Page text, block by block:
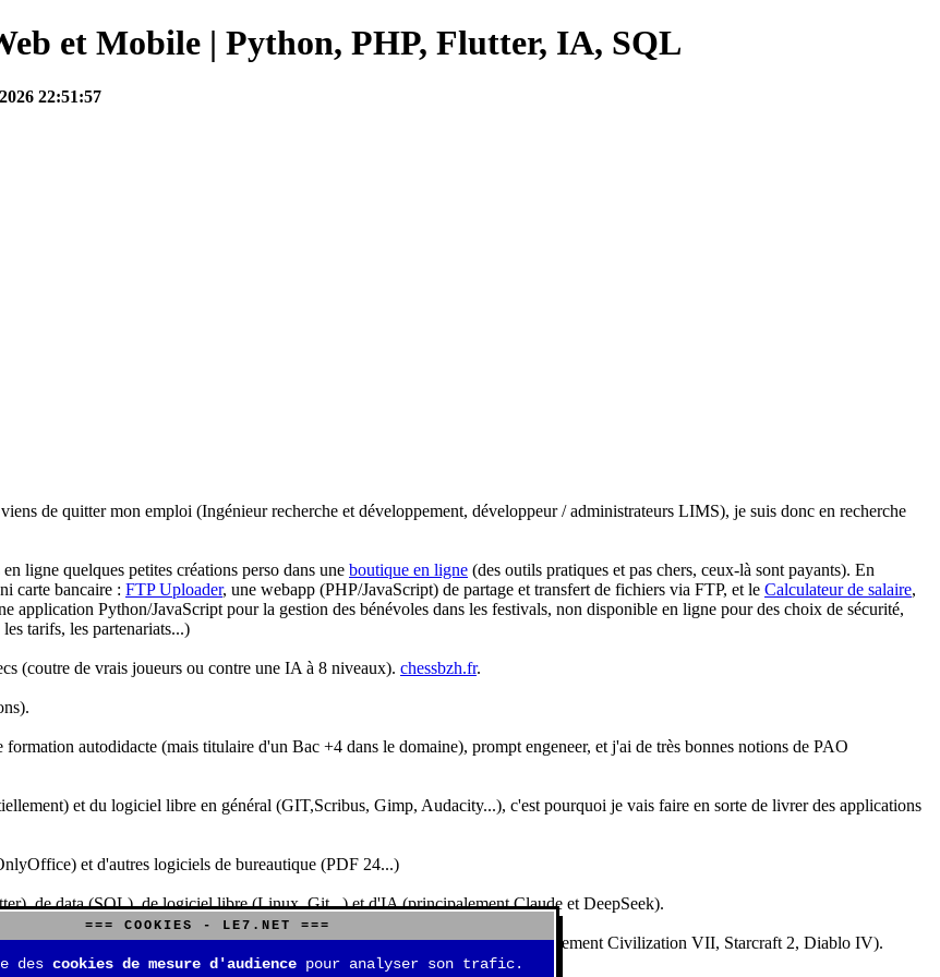
et Mobile | Python, PHP, Flutter, IA, SQL
22:51:57
de quitter mon emploi (Ingénieur recherche et développement, développeur / administrateurs LIMS), je suis donc en recherche
ligne quelques petites créations perso dans une boutique en ligne (des outils pratiques et pas chers, ceux-là sont payants). En
carte bancaire : FTP Uploader, une webapp (PHP/JavaScript) de partage et transfert de fichiers via FTP, et le Calculateur de salaire,
application Python/JavaScript pour la gestion des bénévoles dans les festivals, non disponible en ligne pour des choix de sécurité,
tarifs, les partenariats...)
(coutre de vrais joueurs ou contre une IA à 8 niveaux). chessbzh.fr.
autodidacte (mais titulaire d'un Bac +4 dans le domaine), prompt engeneer, et j'ai de très bonnes notions de PAO
et du logiciel libre en général (GIT,Scribus, Gimp, Audacity...), c'est pourquoi je vais faire en sorte de livrer des applications
et d'autres logiciels de bureautique (PDF 24...)
de data (SQL), de logiciel libre (Linux, Git...) et d'IA (principalement Claude et DeepSeek).
aux jeux de stratégie (Echecs, Go, Quarto, Tock...) et aux jeux vidéos (essentiellement Civilization VII, Starcraft 2, Diablo IV).
=== COOKIES - LE7.NET ===
des cookies de mesure d'audience pour analyser son trafic.